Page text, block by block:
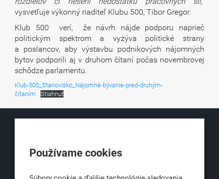
vysvetľuje výkonný riaditeľ Klubu 500, Tibor Gregor.
Klub 500 verí, že návrh nájde podporu naprieč
politickým spektrom a vyzýva politické strany
a poslancov, aby výstavbu podnikových nájomných
bytov podporili aj v druhom čítaní počas novembrovej
schôdze parlamentu.
Klub-500_Stanovisko_Nájomné-bývanie-pred-druhým-
čítaním
Stiahnuť
Obchodná 6
Používame cookies